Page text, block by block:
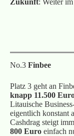
Zukunft: Weiter
No.3 Finbee
Platz 3 geht an
knapp 11.500
Litauische
eigentlich konstant
Cashdrag steigt
800 Euroeinfach